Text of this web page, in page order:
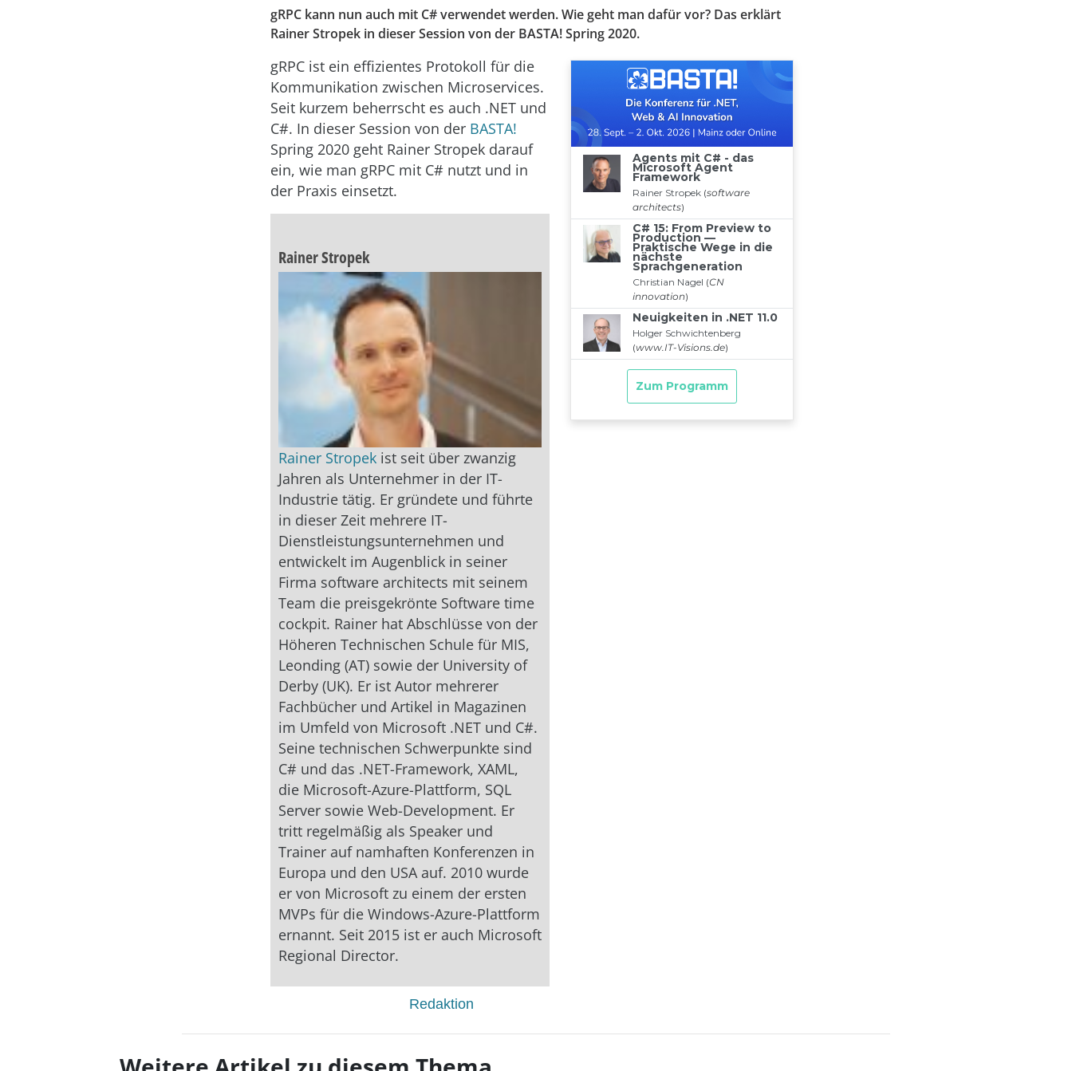
gRPC kann nun auch mit C# verwendet werden. Wie geht man dafür vor? Das erklärt
Rainer Stropek in dieser Session von der BASTA! Spring 2020.
gRPC ist ein effizientes Protokoll für die
Kommunikation zwischen Microservices.
Seit kurzem beherrscht es auch .NET und
C#. In dieser Session von der BASTA!
Spring 2020 geht Rainer Stropek darauf
ein, wie man gRPC mit C# nutzt und in
der Praxis einsetzt.
Rainer Stropek
Rainer Stropek ist seit über zwanzig
Jahren als Unternehmer in der IT-
Industrie tätig. Er gründete und führte
in dieser Zeit mehrere IT-
Dienstleistungsunternehmen und
entwickelt im Augenblick in seiner
Firma software architects mit seinem
Team die preisgekrönte Software time
cockpit. Rainer hat Abschlüsse von der
Höheren Technischen Schule für MIS,
Leonding (AT) sowie der University of
Derby (UK). Er ist Autor mehrerer
Fachbücher und Artikel in Magazinen
im Umfeld von Microsoft .NET und C#.
Seine technischen Schwerpunkte sind
C# und das .NET-Framework, XAML,
die Microsoft-Azure-Plattform, SQL
Server sowie Web-Development. Er
tritt regelmäßig als Speaker und
Trainer auf namhaften Konferenzen in
Europa und den USA auf. 2010 wurde
er von Microsoft zu einem der ersten
MVPs für die Windows-Azure-Plattform
ernannt. Seit 2015 ist er auch Microsoft
Regional Director.
Redaktion